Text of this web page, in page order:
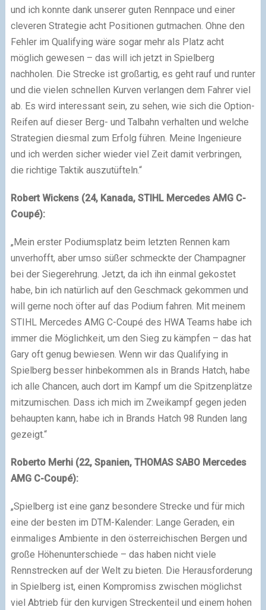
und ich konnte dank unserer guten Rennpace und einer
cleveren Strategie acht Positionen gutmachen. Ohne den
Fehler im Qualifying wäre sogar mehr als Platz acht
möglich gewesen – das will ich jetzt in Spielberg
nachholen. Die Strecke ist großartig, es geht rauf und runter
und die vielen schnellen Kurven verlangen dem Fahrer viel
ab. Es wird interessant sein, zu sehen, wie sich die Option-
Reifen auf dieser Berg- und Talbahn verhalten und welche
Strategien diesmal zum Erfolg führen. Meine Ingenieure
und ich werden sicher wieder viel Zeit damit verbringen,
die richtige Taktik auszutüfteln.“
Robert Wickens (24, Kanada, STIHL Mercedes AMG C-
Coupé):
„Mein erster Podiumsplatz beim letzten Rennen kam
unverhofft, aber umso süßer schmeckte der Champagner
bei der Siegerehrung. Jetzt, da ich ihn einmal gekostet
habe, bin ich natürlich auf den Geschmack gekommen und
will gerne noch öfter auf das Podium fahren. Mit meinem
STIHL Mercedes AMG C-Coupé des HWA Teams habe ich
immer die Möglichkeit, um den Sieg zu kämpfen – das hat
Gary oft genug bewiesen. Wenn wir das Qualifying in
Spielberg besser hinbekommen als in Brands Hatch, habe
ich alle Chancen, auch dort im Kampf um die Spitzenplätze
mitzumischen. Dass ich mich im Zweikampf gegen jeden
behaupten kann, habe ich in Brands Hatch 98 Runden lang
gezeigt.“
Roberto Merhi (22, Spanien, THOMAS SABO Mercedes
AMG C-Coupé):
„Spielberg ist eine ganz besondere Strecke und für mich
eine der besten im DTM-Kalender: Lange Geraden, ein
einmaliges Ambiente in den österreichischen Bergen und
große Höhenunterschiede – das haben nicht viele
Rennstrecken auf der Welt zu bieten. Die Herausforderung
in Spielberg ist, einen Kompromiss zwischen möglichst
viel Abtrieb für den kurvigen Streckenteil und einem hohen